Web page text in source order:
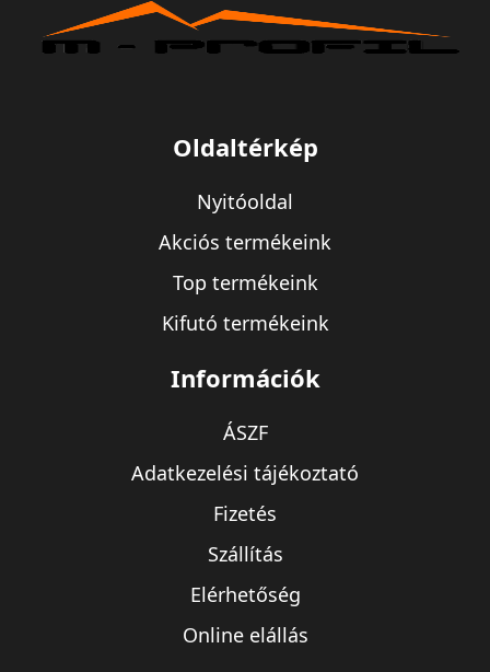
Oldaltérkép
Nyitóoldal
Akciós termékeink
Top termékeink
Kifutó termékeink
Információk
ÁSZF
Adatkezelési tájékoztató
Fizetés
Szállítás
Elérhetőség
Online elállás